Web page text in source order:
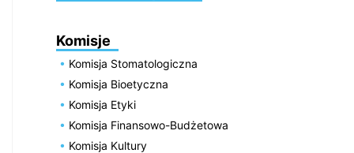
Komisje
Komisja Stomatologiczna
Komisja Bioetyczna
Komisja Etyki
Komisja Finansowo-Budżetowa
Komisja Kultury